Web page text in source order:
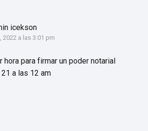
icekson
2022 a las 3:01 pm
hora para firmar un poder notarial
a las 12 am